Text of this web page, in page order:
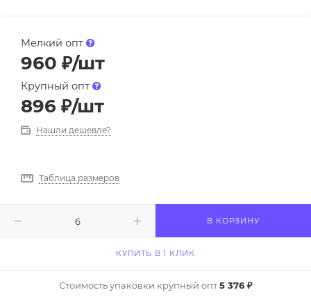
Мелкий опт
960 ₽/шт
Крупный опт
896 ₽/шт
Нашли дешевле?
Таблица размеров
В КОРЗИНУ
КУПИТЬ В 1 КЛИК
Стоимость упаковки крупный опт5 376 ₽